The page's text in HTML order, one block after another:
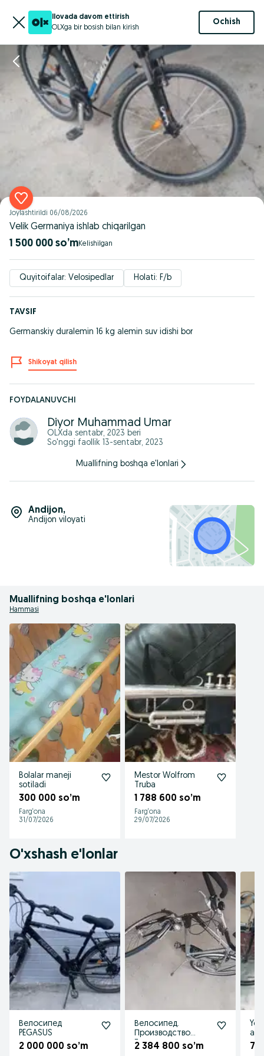
Ilovada davom ettirish
OLXga bir bosish bilan kirish
Ochish
Joylashtirildi 06/08/2026
Velik Germaniya ishlab chiqarilgan
1 500 000 so’m
Quyitoifalar: Velosipedlar Holati: F/b
TAVSIF
Germanskiy duralemin 16 kg alemin suv idishi bor
Shikoyat qilish
FOYDALANUVCHI
Diyor Muhammad Umar
OLXda sentabr, 2023 beri
So'nggi faollik 13-sentabr, 2023
Muallifning boshqa e'lonlari
Andijon,
Andijon viloyati
Muallifning boshqa e'lonlari
Hammasi
Bolalar maneji
sotiladi
300 000 so’m
Farg‘ona
31/07/2026
Mestor Wolfrom
Truba
1 788 600 so’m
Farg‘ona
29/07/2026
O'xshash e'lonlar
Велосипед
PEGASUS
2 000 000 so’m
Велосипед.
Производство
Германия.
2 384 800 so’m
Yol